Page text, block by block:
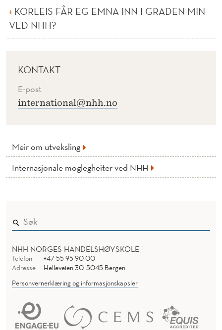
KORLEIS FÅR EG EMNA INN I GRADEN MIN
VED NHH?
KONTAKT
E-post
international@nhh.no
Meir om utveksling
Internasjonale moglegheiter ved NHH
NHH NORGES HANDELSHØYSKOLE
Telefon
+47 55 95 90 00
Adresse
Helleveien 30, 5045 Bergen
Personvernerklæring og informasjonskapsler